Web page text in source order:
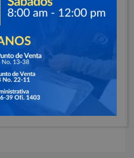
Camaras de seguridad
Camara para interiores –
C3W pro
Leer más